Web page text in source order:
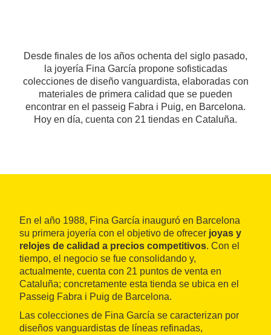
Desde finales de los años ochenta del siglo pasado,
la joyería Fina García propone sofisticadas
colecciones de diseño vanguardista, elaboradas con
materiales de primera calidad que se pueden
encontrar en el passeig Fabra i Puig, en Barcelona.
Hoy en día, cuenta con 21 tiendas en Cataluña.
En el año 1988, Fina García inauguró en Barcelona
su primera joyería con el objetivo de ofrecer joyas y
relojes de calidad a precios competitivos. Con el
tiempo, el negocio se fue consolidando y,
actualmente, cuenta con 21 puntos de venta en
Cataluña; concretamente esta tienda se ubica en el
Passeig Fabra i Puig de Barcelona.
Las colecciones de Fina García se caracterizan por
diseños vanguardistas de líneas refinadas,